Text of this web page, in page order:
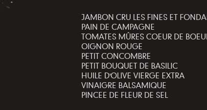
JAMBON CRU LES FINES ET
PAIN DE CAMPAGNE
TOMATES MÛRES COEUR DE
OIGNON ROUGE
PETIT CONCOMBRE
PETIT BOUQUET DE BASILIC
HUILE D'OLIVE VIERGE EXTRA
VINAIGRE BALSAMIQUE
PINCEE DE FLEUR DE SEL